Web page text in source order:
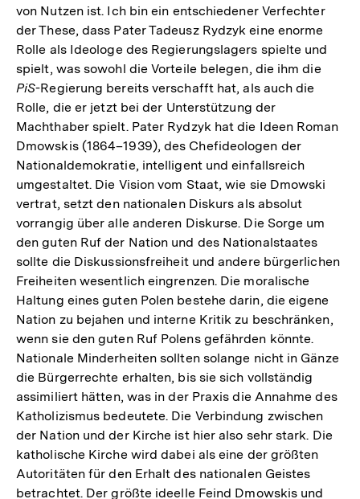
von Nutzen ist. Ich bin ein entschiedener Verfechter
der These, dass Pater Tadeusz Rydzyk eine enorme
Rolle als Ideologe des Regierungslagers spielte und
spielt, was sowohl die Vorteile belegen, die ihm die
PiS-Regierung bereits verschafft hat, als auch die
Rolle, die er jetzt bei der Unterstützung der
Machthaber spielt. Pater Rydzyk hat die Ideen Roman
Dmowskis (1864–1939), des Chefideologen der
Nationaldemokratie, intelligent und einfallsreich
umgestaltet. Die Vision vom Staat, wie sie Dmowski
vertrat, setzt den nationalen Diskurs als absolut
vorrangig über alle anderen Diskurse. Die Sorge um
den guten Ruf der Nation und des Nationalstaates
sollte die Diskussionsfreiheit und andere bürgerlichen
Freiheiten wesentlich eingrenzen. Die moralische
Haltung eines guten Polen bestehe darin, die eigene
Nation zu bejahen und interne Kritik zu beschränken,
wenn sie den guten Ruf Polens gefährden könnte.
Nationale Minderheiten sollten solange nicht in Gänze
die Bürgerrechte erhalten, bis sie sich vollständig
assimiliert hätten, was in der Praxis die Annahme des
Katholizismus bedeutete. Die Verbindung zwischen
der Nation und der Kirche ist hier also sehr stark. Die
katholische Kirche wird dabei als eine der größten
Autoritäten für den Erhalt des nationalen Geistes
betrachtet. Der größte ideelle Feind Dmowskis und